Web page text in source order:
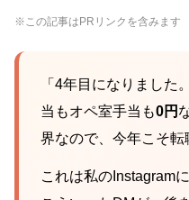
※この記事はPRリンクを含みます
「4年目になりました
当もオペ室手当も0円
界なので、今年こそ転
これは私のInstagram